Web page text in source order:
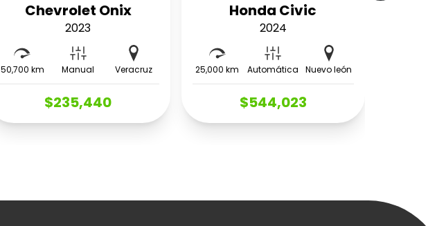
Chevrolet Onix
2023
50,700 km Manual Veracruz
$235,440
Honda Civic
2024
25,000 km Automática Nuevo león
$544,023